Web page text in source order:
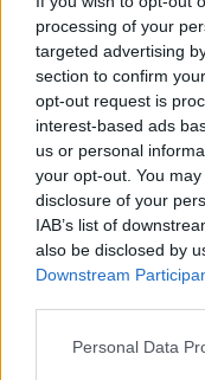
processing of your
targeted advertising
section to confirm
opt-out request is
interest-based ads
us or personal
your opt-out. You
disclosure of your
IAB’s list of
also be disclosed by
Downstream
Please note that this
Personal Data
μήνυμα.
σήμα
λεπτά για να
Το σκάφος του
Διαστήματος
από τον Άρη θα
Ελλάδος, και